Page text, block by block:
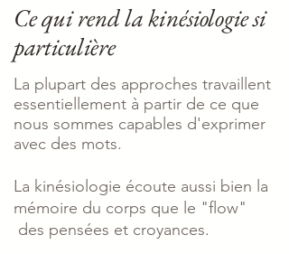
Ce qui rend la kinésiologie si
particulière
La plupart des approches travaillent
essentiellement à partir de ce que
nous sommes capables d'exprimer
avec des mots.
La kinésiologie écoute aussi bien la
mémoire du corps que le "flow"
des pensées et croyances.